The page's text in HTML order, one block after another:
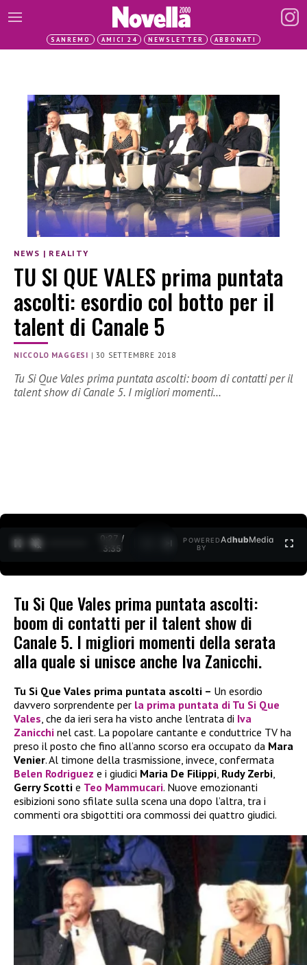
SANREMO AMICI 24 NEWSLETTER ABBONATI
NEWS | REALITY
TU SI QUE VALES prima puntata
ascolti: esordio col botto per il
talent di Canale 5
NICCOLO MAGGESI |30 SETTEMBRE 2018
Tu Si Que Vales prima puntata ascolti: boom di contatti per il
talent show di Canale 5. I migliori momenti…
0:28 /
3:35
POWERED
BY
AdhubMedia
Tu Si Que Vales prima puntata ascolti:
boom di contatti per il talent show di
Canale 5. I migliori momenti della serata
alla quale si unisce anche Iva Zanicchi.
Tu Si Que Vales prima puntata ascolti – Un esordio
davvero sorprendente per la prima puntata di Tu Si Que
Vales, che da ieri sera ha visto anche l’entrata di Iva
Zanicchi nel cast. La popolare cantante e conduttrice TV ha
preso il posto che fino all’anno scorso era occupato da Mara
Venier. Al timone della trasmissione, invece, confermata
Belen Rodriguez e i giudici Maria De Filippi, Rudy Zerbi,
Gerry Scotti e Teo Mammucari. Nuove emozionanti
esibizioni sono sfilate sulla scena una dopo l’altra, tra i
commenti ora sbigottiti ora commossi dei quattro giudici.